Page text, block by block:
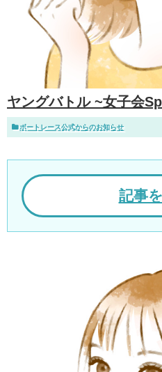
ヤングバトル ~女子会
ボートレース公式からのお知らせ
記事